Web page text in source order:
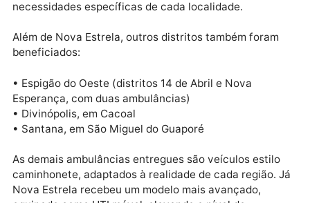
da Saúde, em parceria com o deputado estadual
Com essa entrega, Nova Estrela se torna o 5º
contemplado com ambulância, dentro de um
planejamento estratégico que considera as
necessidades específicas de cada localidade.
beneficiados:
• Espigão do Oeste (distritos 14 de Abril e Nova